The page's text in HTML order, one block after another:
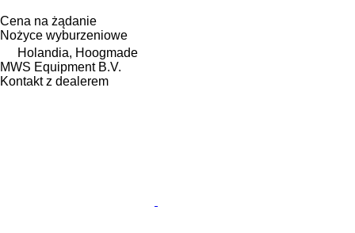
Cena na żądanie
Nożyce wyburzeniowe
Holandia, Hoogmade
MWS Equipment B.V.
Kontakt z dealerem